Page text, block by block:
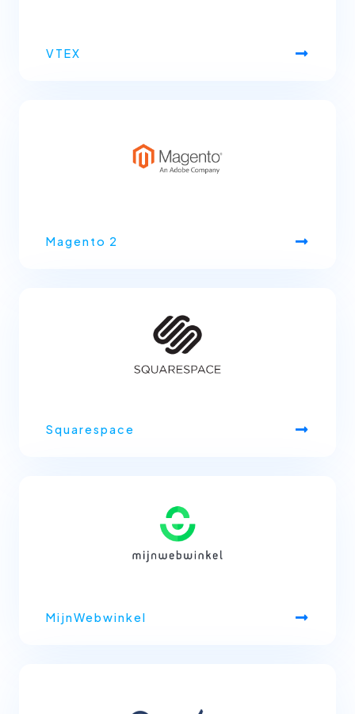
VTEX
Magento 2
Squarespace
MijnWebwinkel